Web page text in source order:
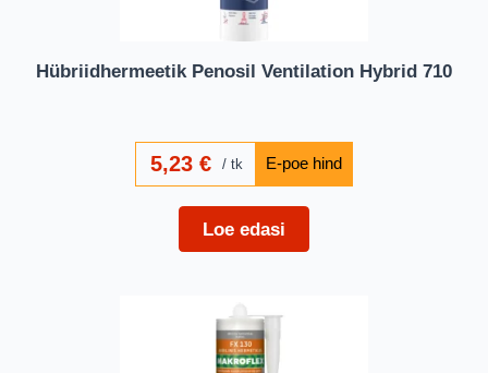
Hübriidhermeetik Penosil Ventilation Hybrid 710
5,23€ tk
Loe edasi